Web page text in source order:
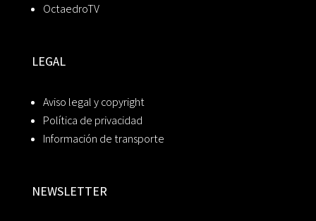
OctaedroTV
LEGAL
Aviso legal y copyright
Política de privacidad
Información de transporte
NEWSLETTER